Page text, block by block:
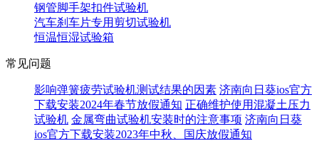
钢管脚手架扣件试验机
汽车刹车片专用剪切试验机
恒温恒湿试验箱
常见问题
影响弹簧疲劳试验机测试结果的因素 济南向日葵ios官方
下载安装2024年春节放假通知 正确维护使用混凝土压力
试验机 金属弯曲试验机安装时的注意事项 济南向日葵
ios官方下载安装2023年中秋、国庆放假通知